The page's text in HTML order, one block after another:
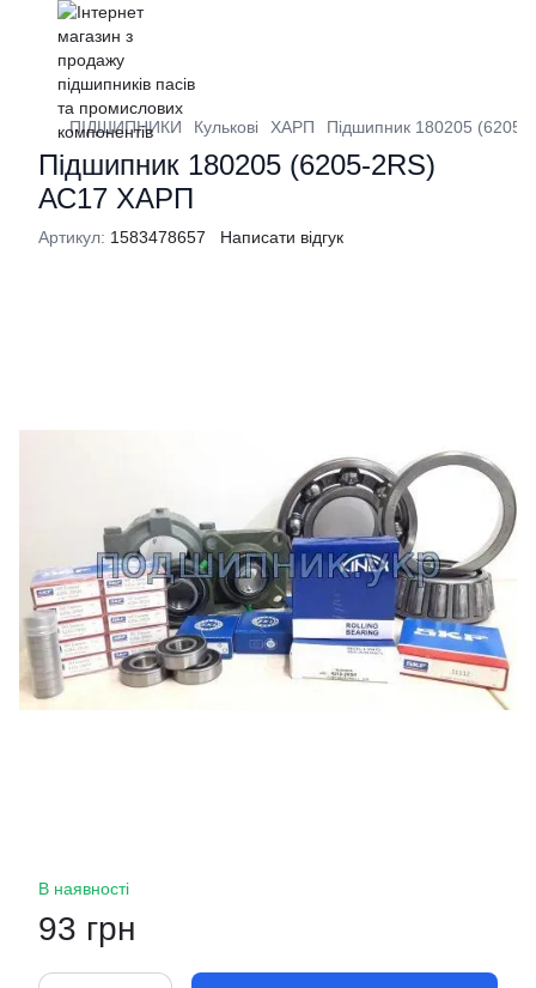
ПІДШИПНИКИ Кулькові ХАРП Підшипник 180205
Підшипник 180205 (6205-2RS)
АС17 ХАРП
Артикул: 1583478657 Написати відгук
В наявності
93 грн